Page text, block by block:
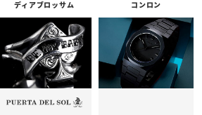
ディアブロッサム コンロン